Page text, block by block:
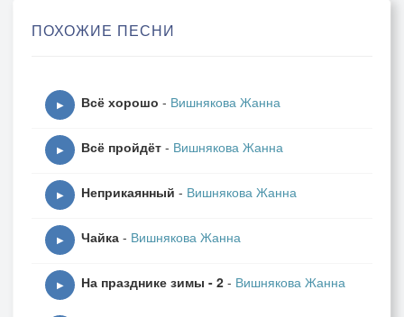
Нас уносят иногда,
Вновь сюда.
Гордо лебеди плывут.
По старинному зовут.
ПОХОЖИЕ ПЕСНИ
▶ Всё хорошо - Вишнякова Жанна
▶ Всё пройдёт - Вишнякова Жанна
▶ Неприкаянный - Вишнякова Жанна
▶ Чайка - Вишнякова Жанна
▶ На празднике зимы - 2 - Вишнякова Жанна